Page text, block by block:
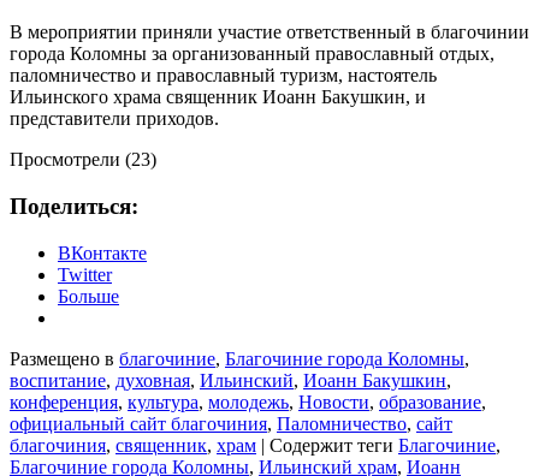
В мероприятии приняли участие ответственный в благочинии
города Коломны за организованный православный отдых,
паломничество и православный туризм, настоятель
Ильинского храма священник Иоанн Бакушкин, и
представители приходов.
Просмотрели (23)
Поделиться:
ВКонтакте
Twitter
Больше
Размещено в благочиние, Благочиние города Коломны,
воспитание, духовная, Ильинский, Иоанн Бакушкин,
конференция, культура, молодежь, Новости, образование,
официальный сайт благочиния, Паломничество, сайт
благочиния, священник, храм | Содержит теги Благочиние,
Благочиние города Коломны, Ильинский храм, Иоанн